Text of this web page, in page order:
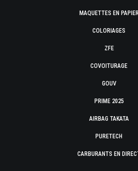
MAQUETTES EN
COLORIAGES
ZFE
COVOITURAGE
GOUV
PRIME 2025
AIRBAG TAKATA
PURETECH
CARBURANTS EN